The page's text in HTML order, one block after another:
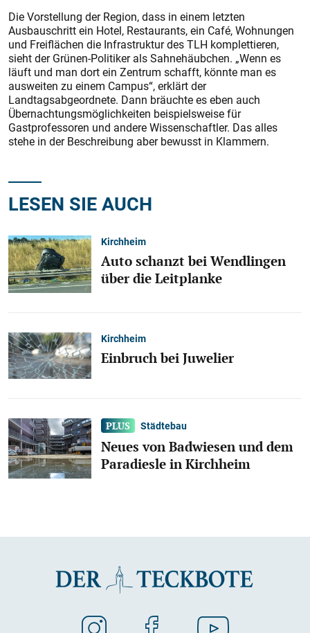
Die Vorstellung der Region, dass in einem letzten
Ausbauschritt ein Hotel, Restaurants, ein Café, Wohnungen
und Freiflächen die Infrastruktur des TLH komplettieren,
sieht der Grünen-Politiker als Sahnehäubchen. „Wenn es
läuft und man dort ein Zentrum schafft, könnte man es
ausweiten zu einem Campus“, erklärt der
Landtagsabgeordnete. Dann bräuchte es eben auch
Übernachtungsmöglichkeiten beispielsweise für
Gastprofessoren und andere Wissenschaftler. Das alles
stehe in der Beschreibung aber bewusst in Klammern.
LESEN SIE AUCH
Kirchheim
Auto schanzt bei Wendlingen
über die Leitplanke
Kirchheim
Einbruch bei Juwelier
Städtebau
Neues von Badwiesen und dem
Paradiesle in Kirchheim